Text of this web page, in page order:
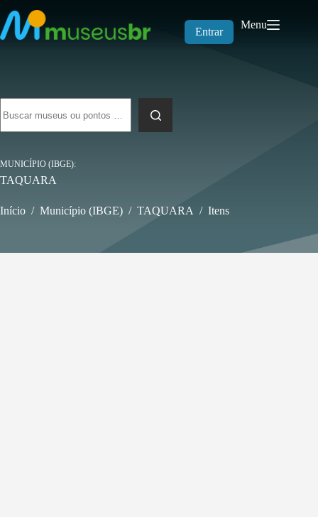
para
o
conteúdo
Entrar
Menu
resultados
MUNICÍPIO (IBGE)
TAQUARA
Início / Município (IBGE) / TAQUARA / Itens